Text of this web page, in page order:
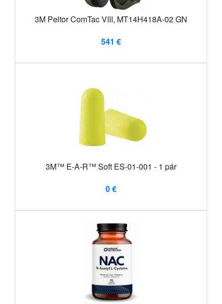
3M Peltor ComTac VIII, MT14H418A-02 GN
541 €
3M™ E-A-R™ Soft ES-01-001 - 1 pár
0 €